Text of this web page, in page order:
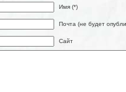
Имя (*)
Почта (не будет
Сайт